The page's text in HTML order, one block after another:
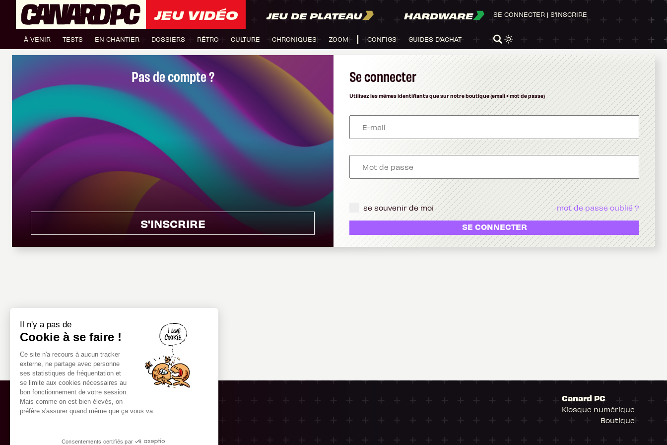
JEU VIDÉO JEU DE PLATEAU HARDWARE
À VENIR TESTS EN CHANTIER DOSSIERS RÉTRO CULTURE CHRONIQUES ZOOM CONFIGS GUIDES D'ACHAT
SE CONNECTER | S'INSCRIRE
Pas de compte ?
S'INSCRIRE
Se connecter
Utilisez les mêmes identifiants que sur notre boutique (email + mot de passe)
se souvenir de moi mot de passe oublié ?
SE CONNECTER
Canard PC
Kiosque numérique
Boutique
Il n'y a pas de
Cookie à se faire !
Ce site n'a recours à aucun tracker
externe, ne partage avec personne
ses statistiques de fréquentation et
se limite aux cookies nécessaires au
bon fonctionnement de votre session.
Mais comme on est bien élevés, on
préfère s'assurer quand même que ça vous va.
Consentements certifiés par